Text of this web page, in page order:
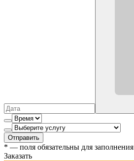
Отправить
* — поля обязательны для заполнения
Заказать